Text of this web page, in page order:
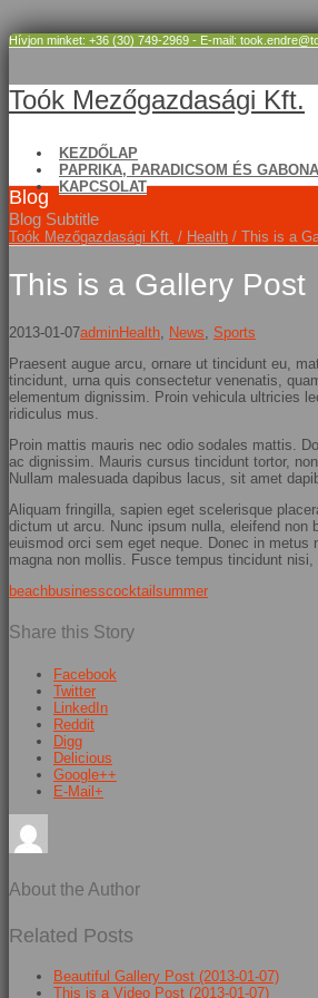
Hívjon minket: +36 (30) 749-2969 - E-mail:
Toók Mezőgazdasági Kft.
KEZDŐLAP
PAPRIKA, PARADICSOM ÉS
KAPCSOLAT
Blog
Blog Subtitle
Toók Mezőgazdasági Kft. / Health / This is a
This is a Gallery Post
2013-01-07adminHealth News Sports
Praesent augue arcu, ornare ut tincidunt eu,
tincidunt, urna quis consectetur venenatis,
elementum dignissim. Proin vehicula ultricies
ridiculus mus.
Proin mattis mauris nec odio sodales mattis.
ac dignissim. Mauris cursus tincidunt tortor,
Nullam malesuada dapibus lacus, sit amet
Aliquam fringilla, sapien eget scelerisque
dictum ut arcu. Nunc ipsum nulla, eleifend
euismod orci sem eget neque. Donec in
magna non mollis. Fusce tempus tincidunt
beachbusinesscocktailsummer
Share this Story
Facebook
Twitter
LinkedIn
Reddit
Digg
Delicious
Google++
E-Mail+
About the Author
Related Posts
Beautiful Gallery Post (2013-01-07)
This is a Video Post (2013-01-07)